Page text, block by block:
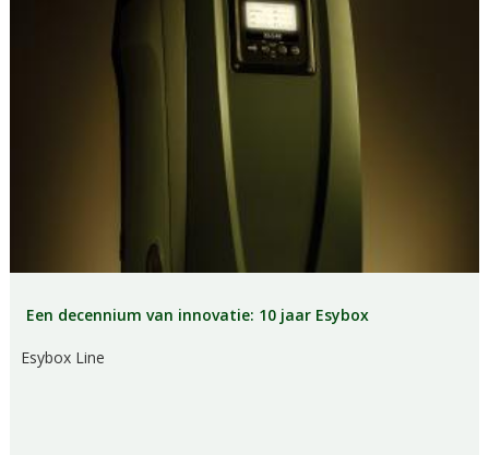
Een decennium van innovatie: 10 jaar Esybox
Esybox Line